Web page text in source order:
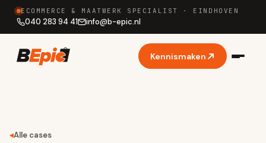
ECOMMERCE & MAATWERK SPECIALIST · EINDHOVEN
040 283 94 41 info@b-epic.nl
Kennismaken
◂Alle cases